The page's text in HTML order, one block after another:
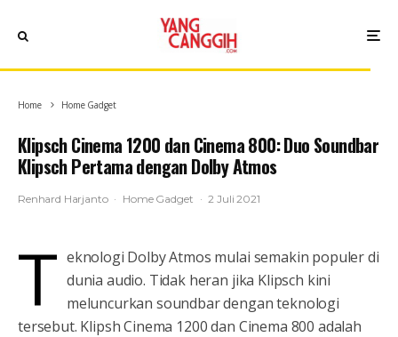
Home Home Gadget
Klipsch Cinema 1200 dan Cinema 800: Duo Soundbar
Klipsch Pertama dengan Dolby Atmos
Renhard Harjanto · Home Gadget · 2 Juli 2021
T eknologi Dolby Atmos mulai semakin populer di
dunia audio. Tidak heran jika Klipsch kini
meluncurkan soundbar dengan teknologi
tersebut. Klipsh Cinema 1200 dan Cinema 800 adalah